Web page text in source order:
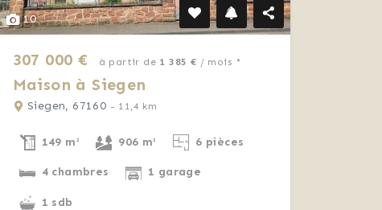
10
307 000 € à partir de 1 385 € / mois *
Maison à Siegen
Siegen, 67160 - 11,4 km
149 m² 906 m² 6 pièces
4 chambres 1 garage
1 sdb